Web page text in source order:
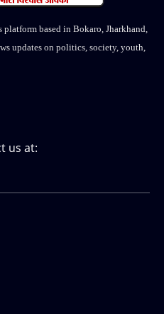
based in Bokaro, Jharkhand,
updates on politics, society, youth,
us at: